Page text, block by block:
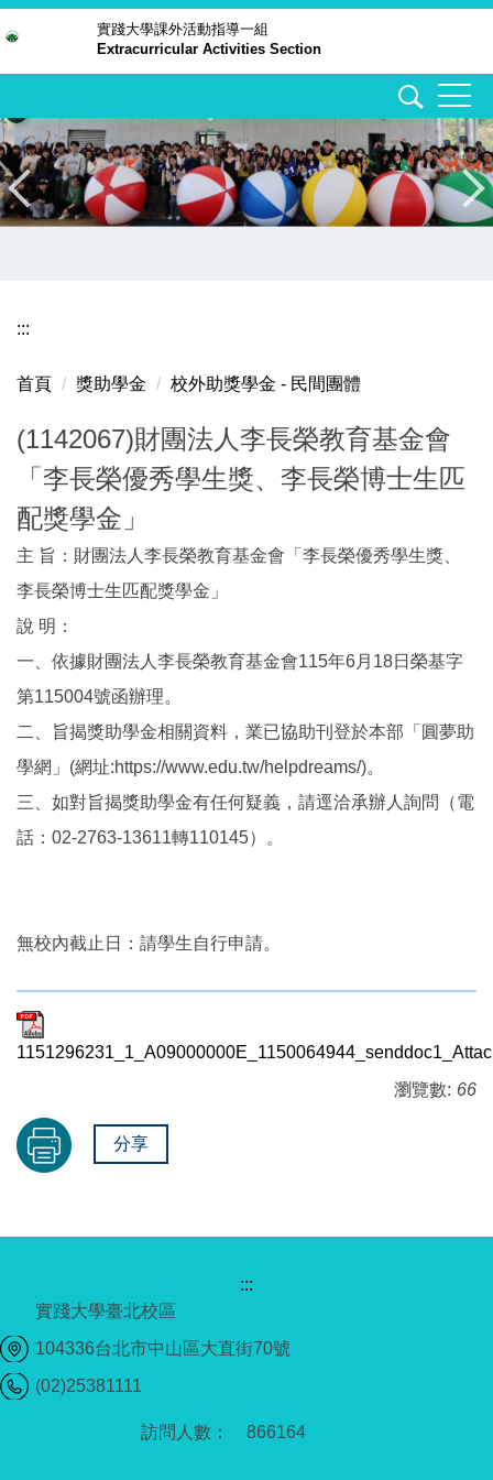
主
內
容
區
實踐大學課外活動指導一組
Extracurricular Activities Section
:::
首頁 獎助學金 校外助獎學金 - 民間團體
(1142067)財團法人李長榮教育基金會
「李長榮優秀學生獎、李長榮博士生匹
配獎學金」
主 旨：財團法人李長榮教育基金會「李長榮優秀學生獎、
李長榮博士生匹配獎學金」
說 明：
一、依據財團法人李長榮教育基金會115年6月18日榮基字
第115004號函辦理。
二、旨揭獎助學金相關資料，業已協助刊登於本部「圓夢助
學網」(網址:https://www.edu.tw/helpdreams/)。
三、如對旨揭獎助學金有任何疑義，請逕洽承辦人詢問（電
話：02-2763-13611轉110145）。
無校內截止日：請學生自行申請。
瀏覽數: 66
分享
866164
:::
實踐大學臺北校區
104336台北市中山區大直街70號
(02)25381111